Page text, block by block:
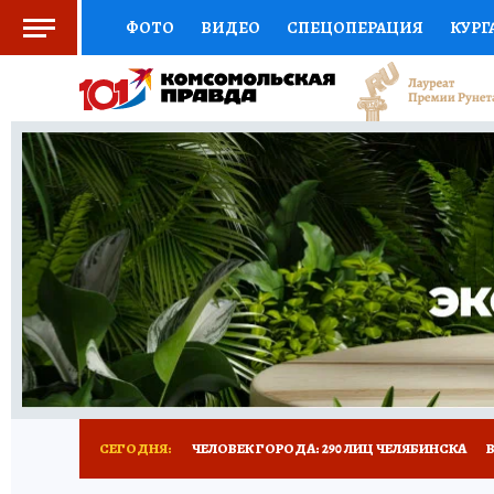
ФОТО ВИДЕО СПЕЦОПЕРАЦИЯ
СОЦПОДДЕРЖКА НАУКА СПОРТ
ВЫБОР ЭКСПЕРТОВ ДОКТОР
КНИЖНАЯ ПОЛКА ПРОГНОЗЫ НА СПОРТ
ПРЕСС-ЦЕНТР НЕДВИЖИМОСТЬ
РАДИО КП ТЕСТЫ НОВОЕ НА САЙТЕ
СЕГОДНЯ: ЧЕЛОВЕК ГОРОДА: 290 ЛИЦ ЧЕЛЯБИНСКА